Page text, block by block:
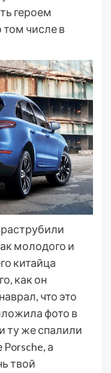
героем
числе в
молодого и
китайца
как он
что это
фото в
ту же спалили
а
твой